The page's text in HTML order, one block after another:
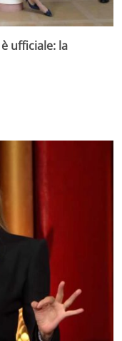
ufficiale: la